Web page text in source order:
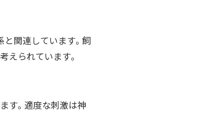
と関連しています。飼
えられています。
す。適度な刺激は神